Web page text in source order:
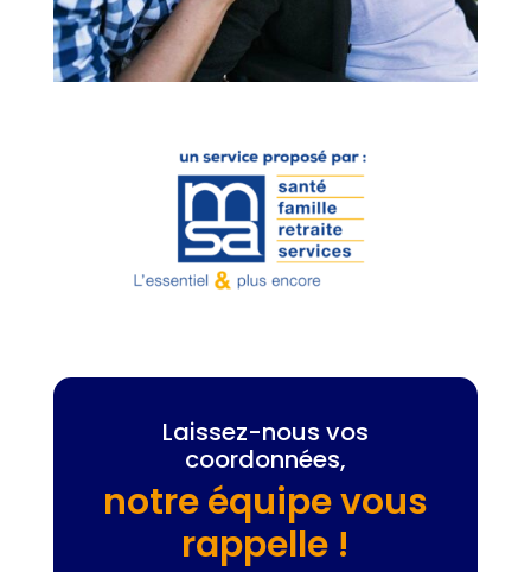
Laissez-nous vos
coordonnées,
notre équipe vous
rappelle !